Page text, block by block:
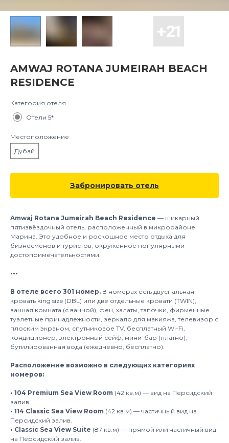
AMWAJ ROTANA JUMEIRAH BEACH
RESIDENCE
Категория отеля
Отели 5*
Местоположение
Дубай
Забронировать отель
Amwaj Rotana Jumeirah Beach Residence — шикарный
пятизвёздочный отель, расположенный в микрорайоне
Марина. Это удобное и роскошное место отдыха для
бизнесменов и туристов, окруженное популярными
достопримечательностями.
•••
В отеле всего 301 номер. В номерах есть двуспальная
кровать king size (DBL) или две отдельные кровати (TWIN),
ванная комната (с ванной), фен, халаты, тапочки, фирменные
туалетные принадлежности, зеркало для макияжа, телевизор с
плоским экраном, спутниковое TV, бесплатный Wi-Fi,
кондиционер, электронный сейф, мини-бар (платно),
бутилированная вода (ежедневно, бесплатно).
Расположение возможно в следующих категориях
номеров:
• 104 Premium Sea View Room (42 кв.м) — вид на Персидский
залив.
• 114 Classic Sea View Room (42 кв.м) — частичный вид на
Персидский залив.
• Classic Sea View Suite (87 кв.м) — прямой или частичный вид
на Персидский залив.